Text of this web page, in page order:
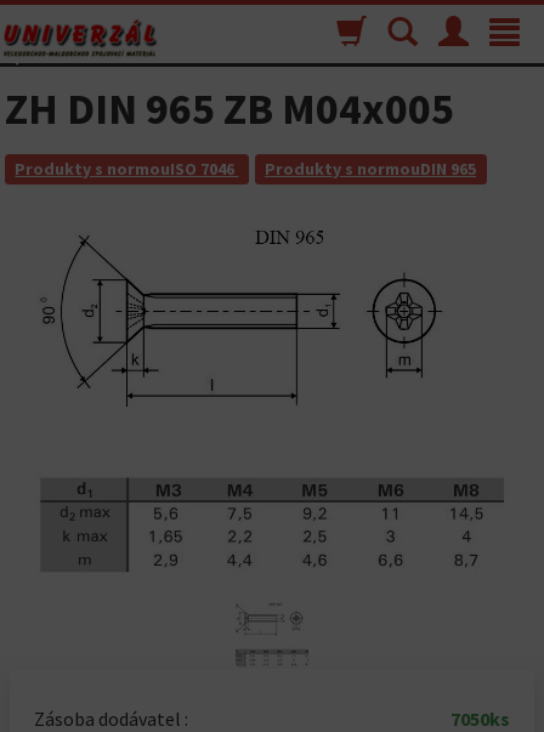
Toggle
Menu
Vyhľadávanie
Nákupný
košík
ZH DIN 965 ZB M04x005
Produkty s normouISO 7046 Produkty s normouDIN 965
Zásoba dodávatel : 7050ks